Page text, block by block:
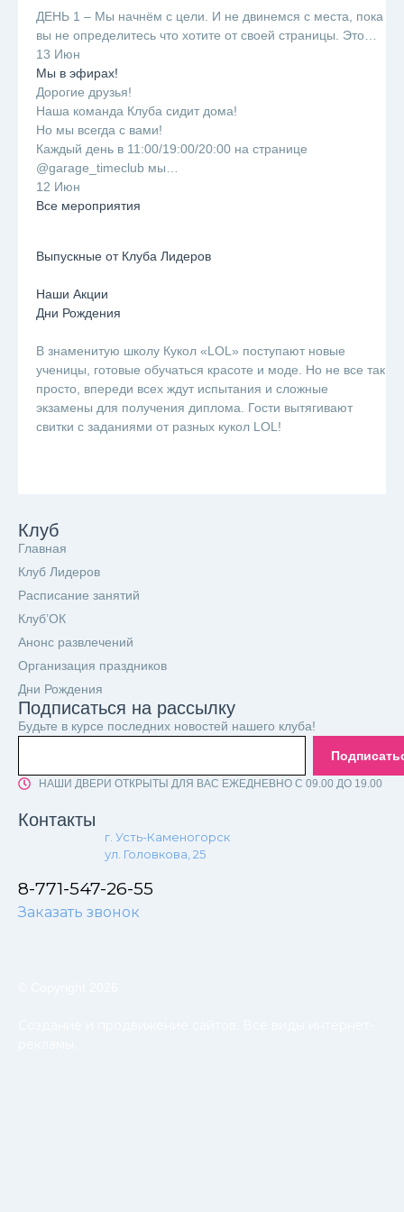
ДЕНЬ 1 – Мы начнём с цели. И не двинемся с места, пока
вы не определитесь что хотите от своей страницы. Это…
13 Июн
Мы в эфирах!
Дорогие друзья!
Наша команда Клуба сидит дома!
Но мы всегда с вами!
Каждый день в 11:00/19:00/20:00 на странице
@garage_timeclub мы…
12 Июн
Все мероприятия
Выпускные от Клуба Лидеров
Наши Акции
Дни Рождения
В знаменитую школу Кукол «LOL» поступают новые
ученицы, готовые обучаться красоте и моде. Но не все так
просто, впереди всех ждут испытания и сложные
экзамены для получения диплома. Гости вытягивают
свитки с заданиями от разных кукол LOL!
Клуб
Главная
Клуб Лидеров
Расписание занятий
Клуб’ОК
Анонс развлечений
Организация праздников
Дни Рождения
Подписаться на рассылку
Будьте в курсе последних новостей нашего клуба!
НАШИ ДВЕРИ ОТКРЫТЫ ДЛЯ ВАС ЕЖЕДНЕВНО С 09.00 ДО 19.00
Контакты
г. Усть-Каменогорск
ул. Головкова, 25
8-771-547-26-55
Заказать звонок